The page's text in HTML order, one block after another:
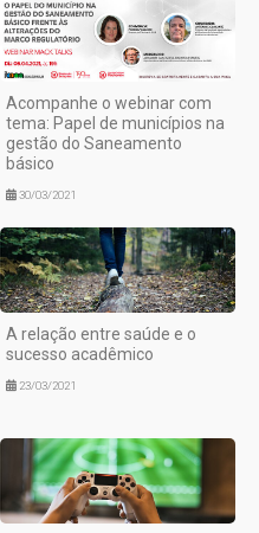
Acompanhe o webinar com
tema: Papel de municípios na
gestão do Saneamento
básico
30/03/2021
A relação entre saúde e o
sucesso acadêmico
23/03/2021